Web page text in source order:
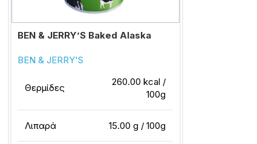
BEN & JERRY’S Baked Alaska
BEN & JERRY'S
Θερμίδες
260.00 kcal /
100g
Λιπαρά 15.00 g / 100g